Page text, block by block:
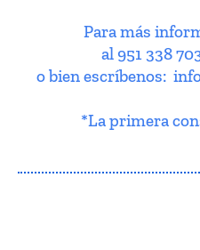
Para más
al 951 338
o bien escríbenos:
*La primera